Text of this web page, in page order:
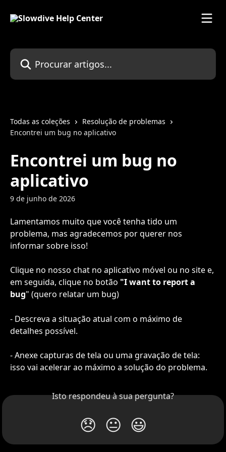
Procurar artigos...
Todas as coleções
Resolução de problemas
Encontrei um bug no aplicativo
Encontrei um bug no
aplicativo
9 de junho de 2026
Lamentamos muito que você tenha tido um
problema, mas agradecemos por querer nos
informar sobre isso!
Clique no nosso chat no aplicativo móvel ou no site e,
em seguida, clique no botão "I want to report a
bug" (quero relatar um bug)
- Descreva a situação atual com o máximo de
detalhes possível.
- Anexe capturas de tela ou uma gravação de tela:
isso vai acelerar ao máximo a solução do problema.
Isto respondeu à sua pergunta?
😞 😐 😃